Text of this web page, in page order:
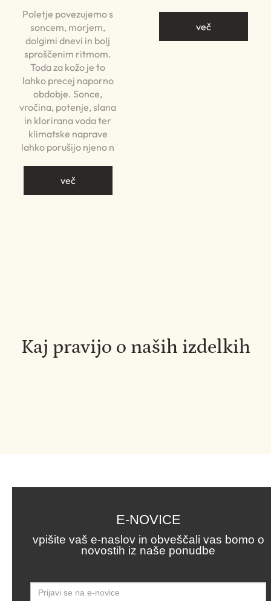
Poletje povezujemo s
soncem, morjem,
dolgimi dnevi in bolj
sproščenim ritmom.
Toda za kožo je to
lahko precej naporno
obdobje. Sonce,
vročina, potenje, slana
in klorirana voda ter
klimatske naprave
lahko porušijo njeno n
več
več
Kaj pravijo o naših izdelkih
E-NOVICE
vpišite vaš e-naslov in obveščali vas bomo o
novostih iz naše ponudbe